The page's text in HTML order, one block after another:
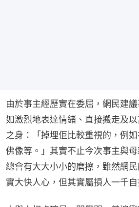
由於事主經歷實在委屈，網民建
如激烈地表達情緒、直接搬走及
之身：「掉埋佢比較重視的，例
佛像等。」其實不止今次事主與
總會有大大小小的磨擦，雖然網
實大快人心，但其實屬損人一千自